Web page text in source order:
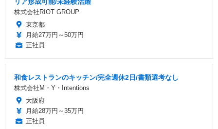
株式会社RIOT GROUP
東京都
月給27万円～50万円
正社員
和食レストランのキッチン/完全週休2日/書類選考なし
株式会社M・Y・Intentions
大阪府
月給28万円～35万円
正社員